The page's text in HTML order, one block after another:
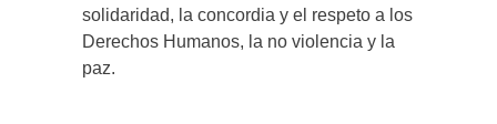
solidaridad, la concordia y el respeto a los
Derechos Humanos, la no violencia y la
paz.